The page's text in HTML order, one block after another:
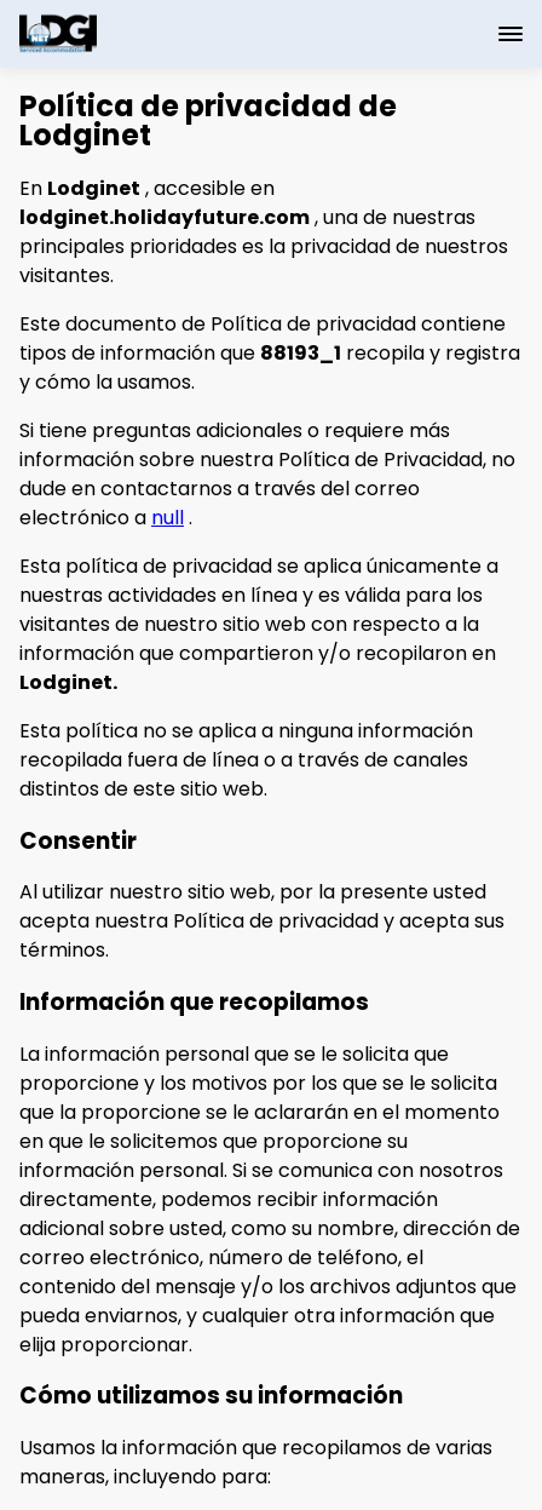
Política de privacidad de
Lodginet
En Lodginet , accesible en
lodginet.holidayfuture.com, una de nuestras
principales prioridades es la privacidad de nuestros
visitantes.
Este documento de Política de privacidad contiene
tipos de información que 88193_1 recopila y registra
y cómo la usamos.
Si tiene preguntas adicionales o requiere más
información sobre nuestra Política de Privacidad, no
dude en contactarnos a través del correo
electrónico a null.
Esta política de privacidad se aplica únicamente a
nuestras actividades en línea y es válida para los
visitantes de nuestro sitio web con respecto a la
información que compartieron y/o recopilaron en
Lodginet.
Esta política no se aplica a ninguna información
recopilada fuera de línea o a través de canales
distintos de este sitio web.
Consentir
Al utilizar nuestro sitio web, por la presente usted
acepta nuestra Política de privacidad y acepta sus
términos.
Información que recopilamos
La información personal que se le solicita que
proporcione y los motivos por los que se le solicita
que la proporcione se le aclararán en el momento
en que le solicitemos que proporcione su
información personal. Si se comunica con nosotros
directamente, podemos recibir información
adicional sobre usted, como su nombre, dirección de
correo electrónico, número de teléfono, el
contenido del mensaje y/o los archivos adjuntos que
pueda enviarnos, y cualquier otra información que
elija proporcionar.
Cómo utilizamos su información
Usamos la información que recopilamos de varias
maneras, incluyendo para: